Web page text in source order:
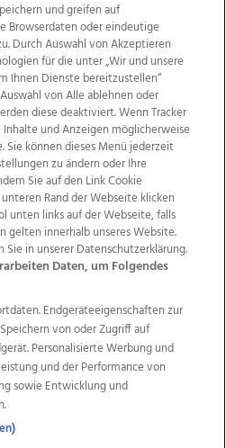
Kontakt
Jobs
AGB Anzeigekunden
Politische Werbung
Medienhauses Wimmer
OÖNow
Ischler Woche
OÖN Immobilien
Promenaden Galerien
und greifen auf
Browserdaten oder eindeutige
Durch Auswahl von Akzeptieren
für die unter „Wir und unsere
Ihnen Dienste bereitzustellen“
von Alle ablehnen oder
diese deaktiviert. Wenn Tracker
und Anzeigen möglicherweise
Sie können dieses Menü jederzeit
zu ändern oder Ihre
Sie auf den Link Cookie
Rand der Webseite klicken
unten links auf der Webseite, falls
gelten innerhalb unseres Website.
in unserer Datenschutzerklärung.
Daten, um Folgendes
Endgeräteeigenschaften zur
von oder Zugriff auf
Personalisierte Werbung und
und der Performance von
sowie Entwicklung und